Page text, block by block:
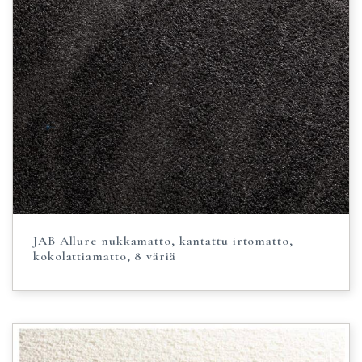
JAB Allure nukkamatto, kantattu irtomatto,
kokolattiamatto, 8 väriä